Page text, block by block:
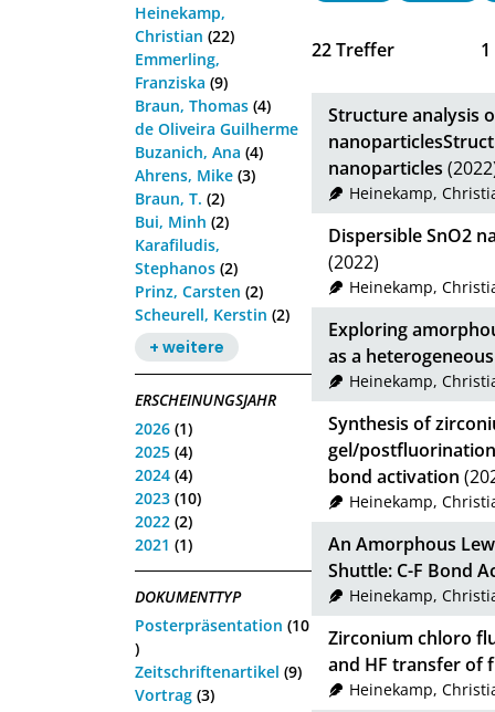
Heinekamp,
Christian (22)
Emmerling,
Franziska (9)
Braun, Thomas (4)
de Oliveira Guilherme
Buzanich, Ana (4)
Ahrens, Mike (3)
Braun, T. (2)
Bui, Minh (2)
Karafiludis,
Stephanos (2)
Prinz, Carsten (2)
Scheurell, Kerstin (2)
+ weitere
ERSCHEINUNGSJAHR
2026 (1)
2025 (4)
2024 (4)
2023 (10)
2022 (2)
2021 (1)
DOKUMENTTYP
Posterpräsentation (10
)
Zeitschriftenartikel (9)
Vortrag (3)
22Treffer 1
Structure analysis
nanoparticles
Heinekamp,
Dispersible SnO2
(2022)
Heinekamp,
Exploring
as a
Heinekamp,
Synthesis of
gel/
bond activation
Heinekamp,
An Amorphous
Shuttle: C-F Bond
Heinekamp,
Zirconium chloro
and HF transfer of
Heinekamp,